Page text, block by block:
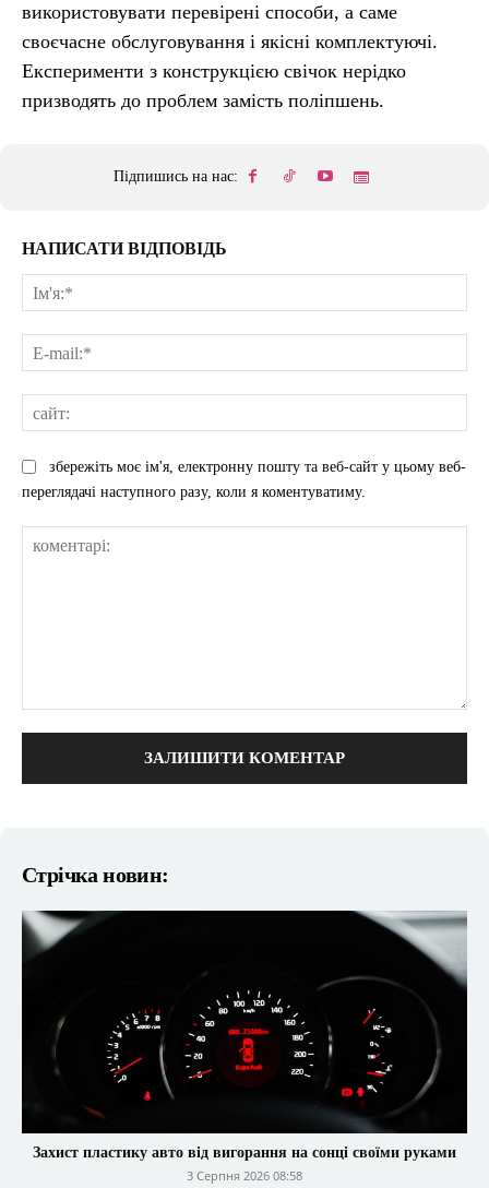
використовувати перевірені способи, а саме
своєчасне обслуговування і якісні комплектуючі.
Експерименти з конструкцією свічок нерідко
призводять до проблем замість поліпшень.
Підпишись на нас:
НАПИСАТИ ВІДПОВІДЬ
збережіть моє ім'я, електронну пошту та веб-сайт у цьому веб-
переглядачі наступного разу, коли я коментуватиму.
Стрічка новин:
Захист пластику авто від вигорання на сонці своїми руками
3 Серпня 2026 08:58